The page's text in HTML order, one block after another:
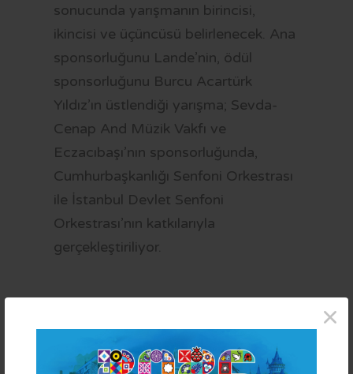
×
sonucunda yarışmanın birincisi,
ikincisi ve üçüncüsü belirlenecek. Ana
sponsorluğunu Lande’nin, ödül
sponsorluğunu Burcu Acartürk
Yıldız’ın üstlendiği yarışma; Sevda-
Cenap And Müzik Vakfı ve
Eczacıbaşı’nın sponsorluğunda,
Cumhurbaşkanlığı Senfoni Orkestrası
ile İstanbul Devlet Senfoni
Orkestrası’nın katkılarıyla
gerçekleştiriliyor.